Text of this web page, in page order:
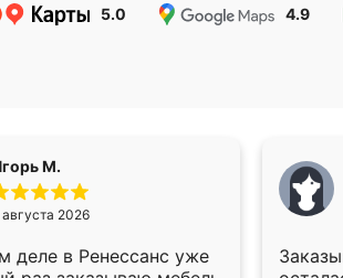
5.0 4.9
М.
августа 2026
деле в Ренессанс уже